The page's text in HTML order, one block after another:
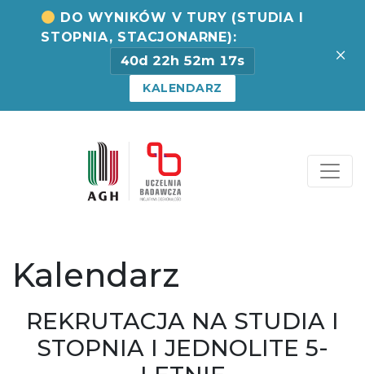
DO WYNIKÓW V TURY (STUDIA I
STOPNIA, STACJONARNE):
40d 22h 52m 16s
KALENDARZ
×
Kalendarz
REKRUTACJA NA STUDIA I
STOPNIA I JEDNOLITE 5-